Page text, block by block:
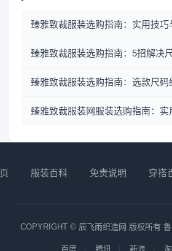
臻雅致裁服装选购指南：实用技
臻雅致裁服装选购指南：5招解决
臻雅致裁服装选购指南：选款尺码
臻雅致裁服装网服装选购指南：
服装百科 免责说明 穿搭
COPYRIGHT © 辰飞雨织造网 版权所有
百度 腾讯 新浪